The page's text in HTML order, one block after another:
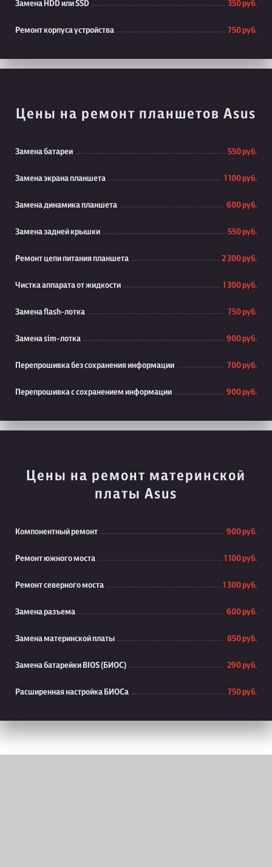
Замена HDD или SSD 350 руб.
Ремонт корпуса устройства 750 руб.
Цены на ремонт планшетов Asus
Замена батареи 550 руб.
Замена экрана планшета 1 100 руб.
Замена динамика планшета 600 руб.
Замена задней крышки 550 руб.
Ремонт цепи питания планшета 2 300 руб.
Чистка аппарата от жидкости 1 300 руб.
Замена flash-лотка 750 руб.
Замена sim-лотка 900 руб.
Перепрошивка без сохранения информации 700 руб.
Перепрошивка с сохранением информации 900 руб.
Цены на ремонт материнской
платы Asus
Компонентный ремонт 900 руб.
Ремонт южного моста 1 100 руб.
Ремонт северного моста 1 300 руб.
Замена разъема 600 руб.
Замена материнской платы 850 руб.
Замена батарейки BIOS (БИОС) 290 руб.
Расширенная настройка БИОСа 750 руб.